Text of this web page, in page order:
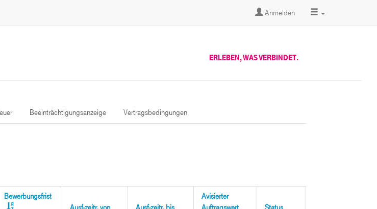
Anmelden
ERLEBEN, WAS VERBINDET.
Beeinträchtigungsanzeige Vertragsbedingungen
Bewerbungsfrist
Avisierter